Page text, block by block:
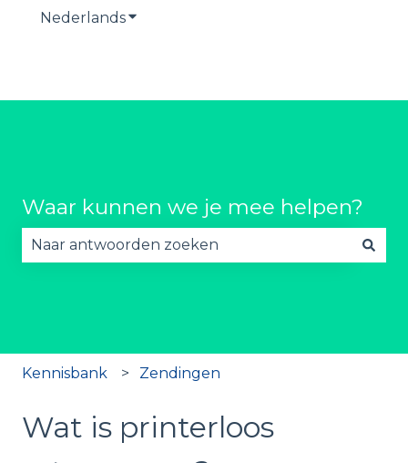
NederlandsSubmenu tonen voor vertalingen
Waar kunnen we je mee helpen?
Kennisbank Zendingen
Wat is printerloos